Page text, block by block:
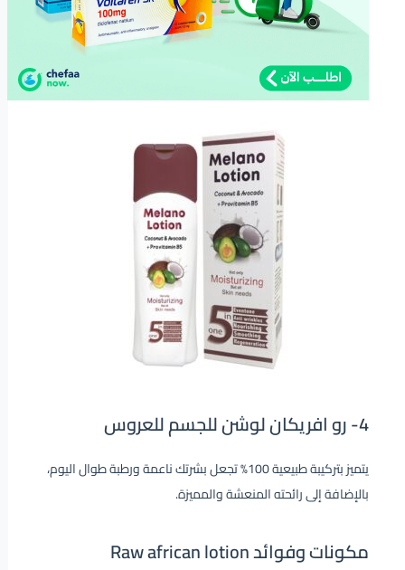
4- رو افريكان لوشن للجسم للعروس
يتميز بتركيبة طبيعية 100% تجعل بشرتك ناعمة ورطبة طوال اليوم،
بالإضافة إلى رائحته المنعشة والمميزة.
مكونات وفوائد Raw african lotion